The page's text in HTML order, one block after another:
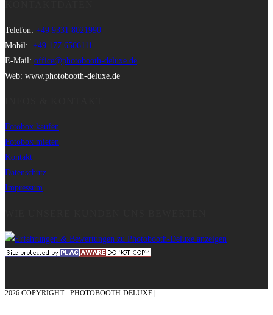
Telefon: +49 9331 8021990
Mobil: +49 177 6506111
E-Mail: office@photobooth-deluxe.de
Web: www.photobooth-deluxe.de
Fotobox kaufen
Fotobox mieten
Kontakt
Datenschutz
Impressum
2026 COPYRIGHT - PHOTOBOOTH-DELUXE |